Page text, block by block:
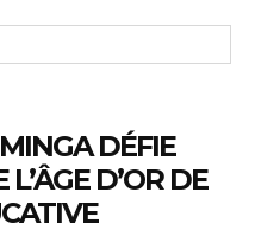
DÉFIE
D’OR DE